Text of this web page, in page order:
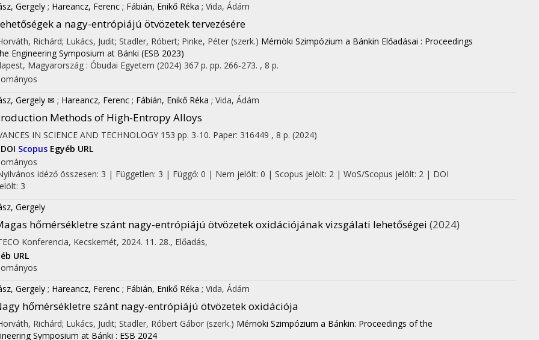
Gergely ; Hareancz, Ferenc ; Fábián, Enikő Réka ; Vida, Ádám
a nagy-entrópiájú ötvözetek tervezésére
Richárd; Lukács, Judit; Stadler, Róbert; Pinke, Péter (szerk.) Mérnöki Szimpózium a Bánkin Előadásai : Proceedings
Engineering Symposium at Bánki (ESB 2023)
Magyarország : Óbudai Egyetem (2024) 367 p. pp. 266-273. , 8 p.
Gergely ✉ ; Hareancz, Ferenc ; Fábián, Enikő Réka ; Vida, Ádám
Methods of High-Entropy Alloys
IN SCIENCE AND TECHNOLOGY 153 pp. 3-10. Paper: 316449 , 8 p. (2024)
DOI Scopus Egyéb URL
idéző összesen: 3 | Független: 3 | Függő: 0 | Nem jelölt: 0 | Scopus jelölt: 2 | WoS/Scopus jelölt: 2 | DOI
3
Gergely
hőmérsékletre szánt nagy-entrópiájú ötvözetek oxidációjának vizsgálati lehetőségei (2024)
Konferencia, Kecskemét, 2024. 11. 28., Előadás,
URL
Gergely ; Hareancz, Ferenc ; Fábián, Enikő Réka ; Vida, Ádám
hőmérsékletre szánt nagy-entrópiájú ötvözetek oxidációja
Richárd; Lukács, Judit; Stadler, Róbert Gábor (szerk.) Mérnöki Szimpózium a Bánkin: Proceedings of the
Symposium at Bánki : ESB 2024